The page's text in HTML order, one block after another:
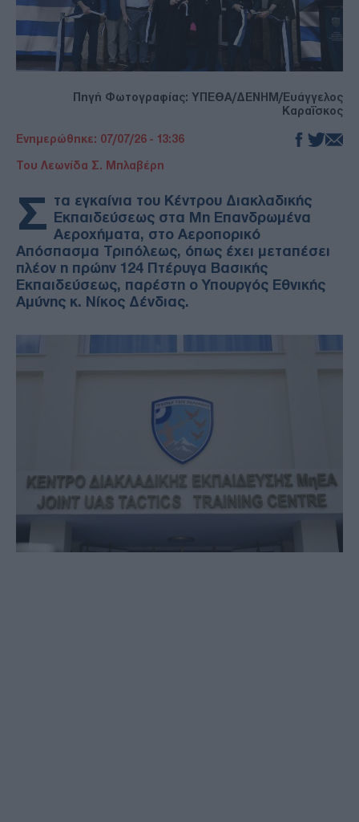
Πηγή Φωτογραφίας: ΥΠΕΘΑ/ΔΕΝΗΜ/Ευάγγελος
Καραΐσκος
Ενημερώθηκε: 07/07/26 - 13:36
Του Λεωνίδα Σ. Μπλαβέρη
Σ τα εγκαίνια του Κέντρου Διακλαδικής
Εκπαιδεύσεως στα Μη Επανδρωμένα
Αεροχήματα, στο Αεροπορικό
Απόσπασμα Τριπόλεως, όπως έχει μεταπέσει
πλέον η πρώην 124 Πτέρυγα Βασικής
Εκπαιδεύσεως, παρέστη ο Υπουργός Εθνικής
Αμύνης κ. Νίκος Δένδιας.